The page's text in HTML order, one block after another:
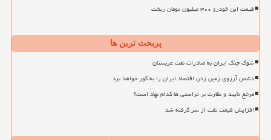
قیمت این خودرو ۳۰۰ میلیون تومان ریخت
پربحث ترین ها
شوک جنگ ایران به صادرات نفت عربستان
دشمن آرزوی زمین زدن اقتصاد ایران را به گور خواهد برد
مرجع تأیید و نظارت بر تراستی ها کدام نهاد است؟
افزایش قیمت نفت از سر گرفته شد